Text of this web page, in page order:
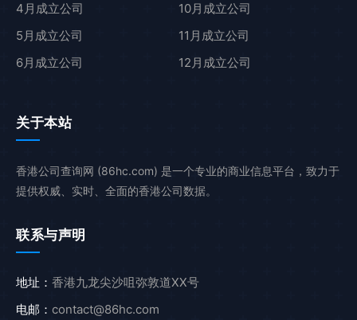
4月成立公司
5月成立公司
6月成立公司
10月成立公司
11月成立公司
12月成立公司
关于本站
香港公司查询网 (86hc.com) 是一个专业的商业信息平台，致力于
提供权威、实时、全面的香港公司数据。
联系与声明
地址： 香港九龙尖沙咀弥敦道XX号
电邮： contact@86hc.com